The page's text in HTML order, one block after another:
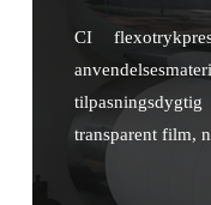
CI
transparent film,